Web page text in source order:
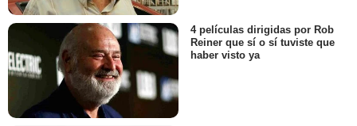
4 películas dirigidas por Rob
Reiner que sí o sí tuviste que
haber visto ya